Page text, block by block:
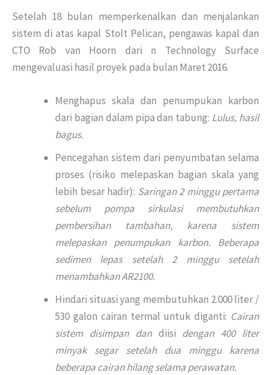
Setelah 18 bulan memperkenalkan dan menjalankan
sistem di atas kapal Stolt Pelican, pengawas kapal dan
CTO Rob van Hoorn dari n Technology Surface
mengevaluasi hasil proyek pada bulan Maret 2016.
Menghapus skala dan penumpukan karbon
dari bagian dalam pipa dan tabung: Lulus, hasil
bagus.
Pencegahan sistem dari penyumbatan selama
proses (risiko melepaskan bagian skala yang
lebih besar hadir): Saringan 2 minggu pertama
sebelum pompa sirkulasi membutuhkan
pembersihan tambahan, karena sistem
melepaskan penumpukan karbon. Beberapa
sedimen lepas setelah 2 minggu setelah
menambahkan AR2100.
Hindari situasi yang membutuhkan 2.000 liter /
530 galon cairan termal untuk diganti: Cairan
sistem disimpan dandiisi dengan 400 liter
minyak segar setelah dua minggu karena
beberapa cairan hilang selama perawatan.